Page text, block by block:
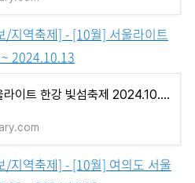
지역축제] - [10월] 서울라이트
2024.10.13
[10월] 서울라이트 한강 빛섬축제 2024.10.04 ~ 2024.10.13
지역축제] - [10월] 여의도 서울